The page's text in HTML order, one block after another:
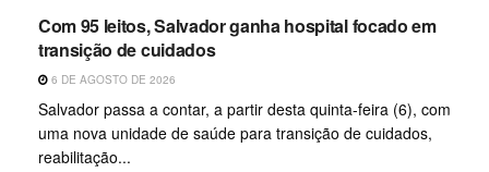
Com 95 leitos, Salvador ganha hospital focado em
transição de cuidados
6 DE AGOSTO DE 2026
Salvador passa a contar, a partir desta quinta-feira (6), com
uma nova unidade de saúde para transição de cuidados,
reabilitação...